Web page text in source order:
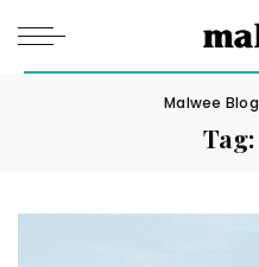
Malwee Blog
Tag: